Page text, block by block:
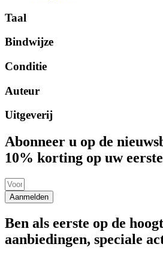
Taal
Bindwijze
Conditie
Auteur
Uitgeverij
Abonneer u op de
10% korting op uw
Aanmelden
Ben als eerste op de
aanbiedingen, speciale